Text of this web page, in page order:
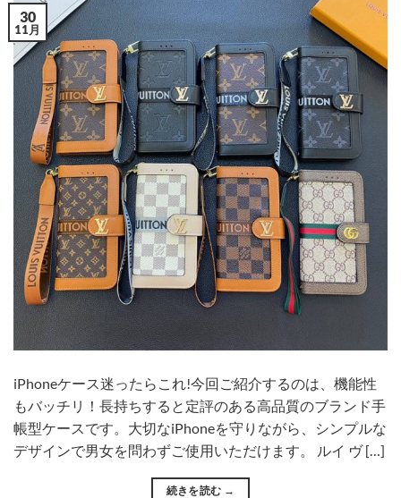
30
11月
iPhoneケース迷ったらこれ!今回ご紹介するのは、機能性
もバッチリ！長持ちすると定評のある高品質のブランド手
帳型ケースです。大切なiPhoneを守りながら、シンプルな
デザインで男女を問わずご使用いただけます。 ルイ ヴ […]
続きを読む →